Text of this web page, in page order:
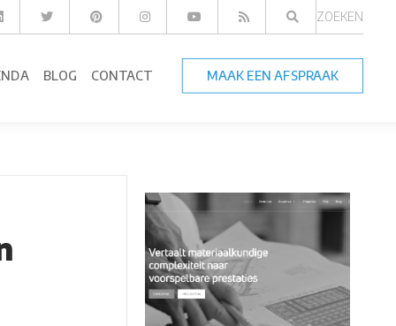
ZOEKEN
BLOG CONTACT MAAK EEN AFSPRAAK